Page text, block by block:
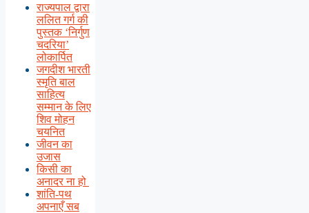
राज्यपाल द्वारा
ललित गर्ग की
पुस्तक ‘निर्गुण
चदरिया’
लोकार्पित
जगदीश भारती
स्मृति बाल
साहित्य
सम्मान के लिए
शिव मोहन
चयनित
जीवन का
उजास
किसी का
अनादर ना हो
शांति-पथ
अपनाएँ सब